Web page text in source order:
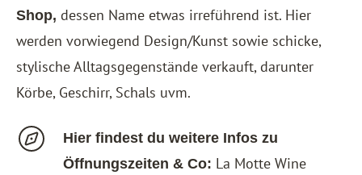
Shop, dessen Name etwas irreführend ist. Hier
werden vorwiegend Design/Kunst sowie schicke,
stylische Alltagsgegenstände verkauft, darunter
Körbe, Geschirr, Schals uvm.
Hier findest du weitere Infos zu
Öffnungszeiten & Co: La Motte Wine